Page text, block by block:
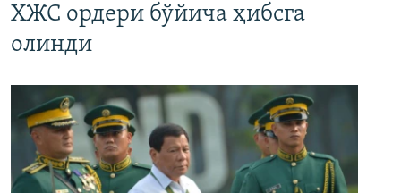
ХЖС ордери бўйича ҳибсга
олинди